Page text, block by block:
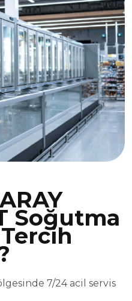
Soğutma
7/24 acil servis